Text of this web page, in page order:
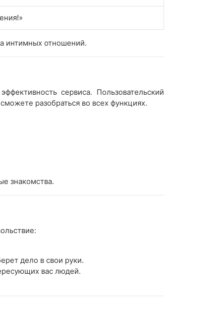
интимных отношений.
сервиса. Пользовательский
разобраться во всех функциях.
знакомства.
дело в свои руки.
вас людей.